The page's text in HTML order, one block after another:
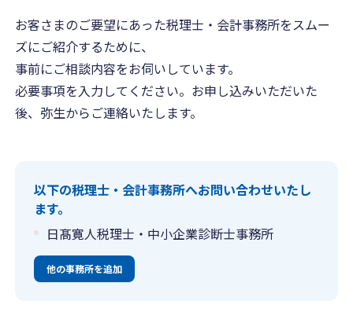
お客さまのご要望にあった税理士・会計事務所をスムー
ズにご紹介するために、
事前にご相談内容をお伺いしています。
必要事項を入力してください。お申し込みいただいた
後、弥生からご連絡いたします。
以下の税理士・会計事務所へお問い合わせいたし
ます。
日髙寛人税理士・中小企業診断士事務所
他の事務所を追加